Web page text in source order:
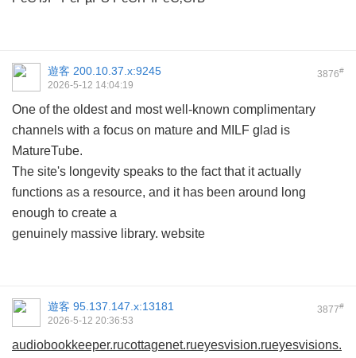
3876#
遊客 200.10.37.x:9245
2026-5-12 14:04:19
One of the oldest and most well-known complimentary
channels with a focus on mature and MILF glad is
MatureTube.
The site's longevity speaks to the fact that it actually
functions as a resource, and it has been around long
enough to create a
genuinely massive library. website
3877#
遊客 95.137.147.x:13181
2026-5-12 20:36:53
audiobookkeeper.rucottagenet.rueyesvision.rueyesvisions.